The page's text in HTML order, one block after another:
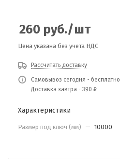
260 руб./шт
Цена указана без учета НДС
Рассчитать доставку
Самовывоз сегодня - бесплатно
Доставка завтра - 390 ₽
Характеристики
Размер под ключ (мм) — 10000